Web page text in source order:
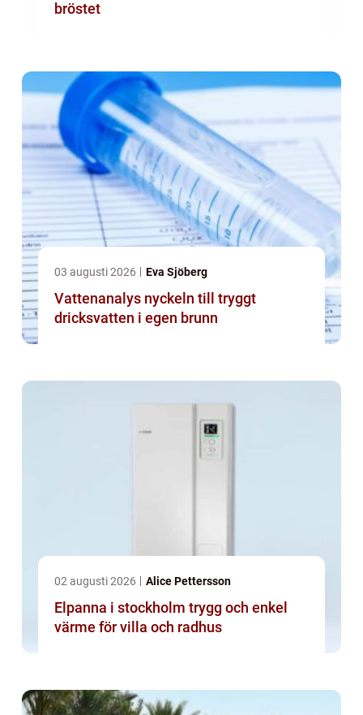
bröstet
03 augusti 2026 Eva Sjöberg
Vattenanalys nyckeln till tryggt
dricksvatten i egen brunn
02 augusti 2026 Alice Pettersson
Elpanna i stockholm trygg och enkel
värme för villa och radhus